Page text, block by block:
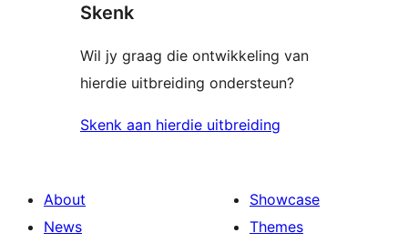
Skenk
Wil jy graag die ontwikkeling van
hierdie uitbreiding ondersteun?
Skenk aan hierdie uitbreiding
About
News
Showcase
Themes